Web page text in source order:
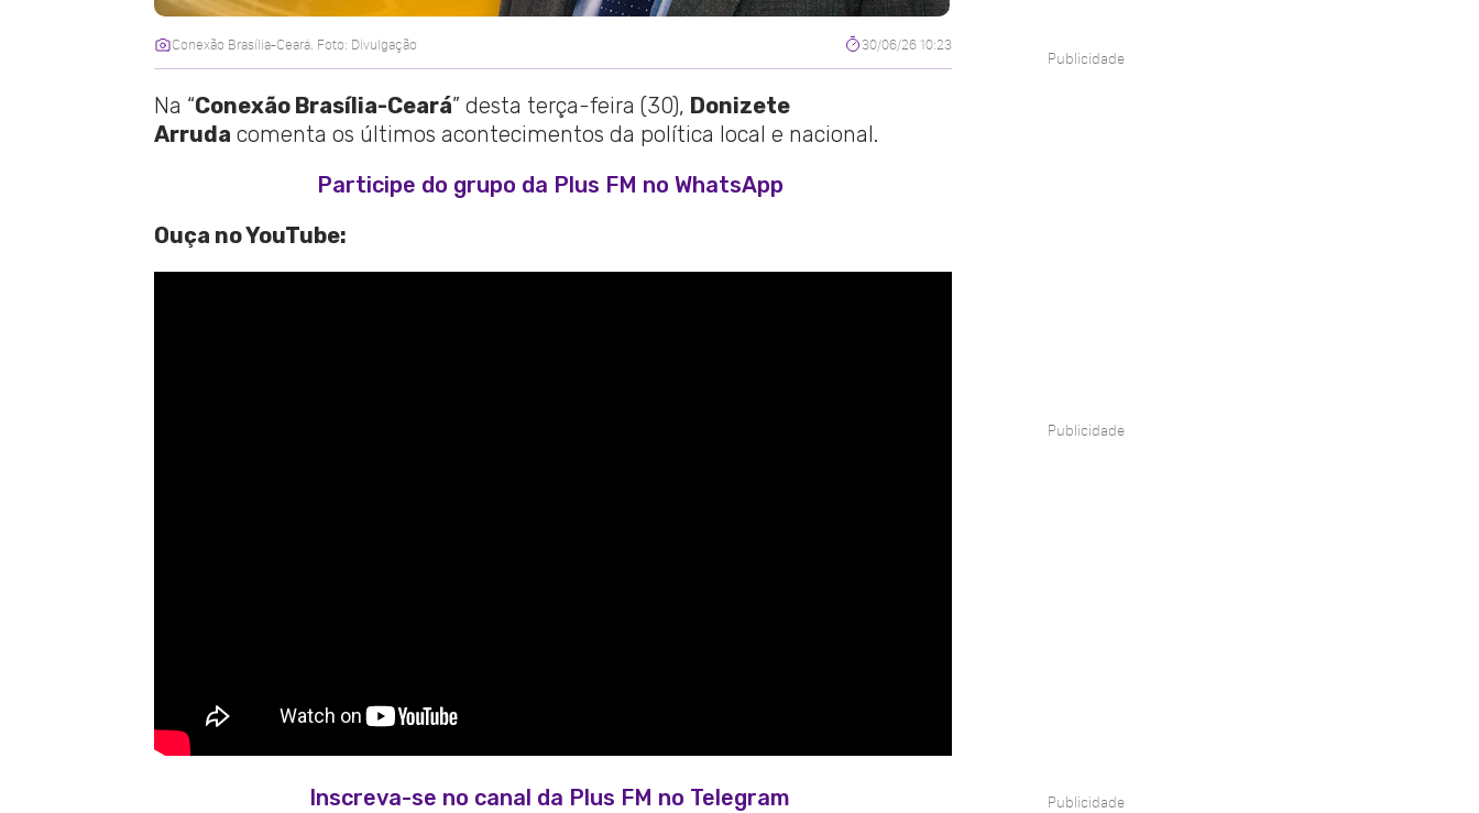
Conexão Brasília-Ceará. Foto: Divulgação 30/06/26 10:23
Na “Conexão Brasília-Ceará” desta terça-feira (30), Donizete
Arruda comenta os últimos acontecimentos da política local e nacional.
Participe do grupo da Plus FM no WhatsApp
Ouça no YouTube:
Inscreva-se no canal da Plus FM no Telegram
Publicidade
Publicidade
Publicidade